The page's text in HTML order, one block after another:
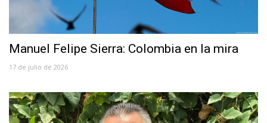
Manuel Felipe Sierra: Colombia en la mira
17 de julio de 2026